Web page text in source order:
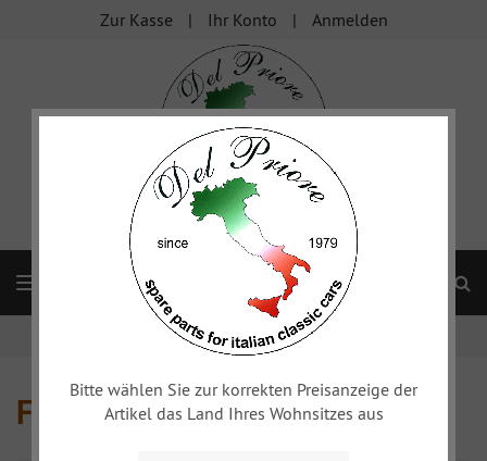
Zur Kasse Ihr Konto Anmelden
Fiat 1500/1600 Frontscheibe Cabrio
Frontscheibe Cabrio
Bitte wählen Sie zur korrekten Preisanzeige der
Artikel das Land Ihres Wohnsitzes aus